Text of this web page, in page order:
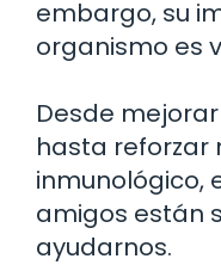
embargo, su
organismo es
Desde
hasta reforzar
inmunológico,
amigos están
ayudarnos.